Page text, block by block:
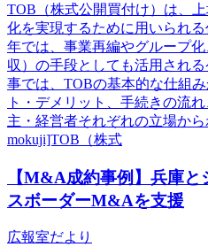
TOB（株式公開買付け）は、
化を実現するために用いられ
年では、事業再編やグループ
収）の手段としても活用され
事では、TOBの基本的な仕組
ト・デメリット、手続きの流
主・経営者それぞれの立場から
mokuji]TOB（株式
【M&A成約事例】兵庫
スボーダーM&Aを支援
広報室だより